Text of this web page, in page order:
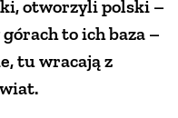
otworzyli polski –
to ich baza –
tu wracają z